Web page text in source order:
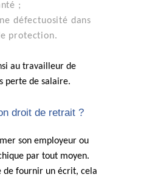
;
défectuosité dans
protection.
au travailleur de
perte de salaire.
droit de retrait ?
son employeur ou
par tout moyen.
de fournir un écrit, cela